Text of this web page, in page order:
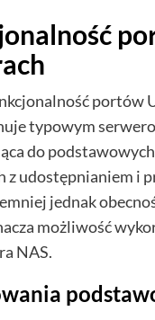
portów
typowym
do
z udostępnianiem i
jednak
możliwość
NAS.